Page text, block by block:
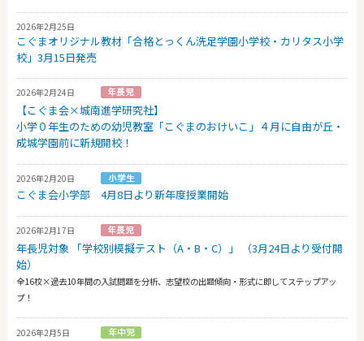
2026年2月25日
こぐまオリジナル教材「合格とっくん洗足学園小学校・カリタス小学
校」3月15日発売
2026年2月24日
【こぐま会×城南進学研究社】
小学０年生のための幼児教室「こぐまのおけいこ」４月に自由が丘・
成城学園前に新規開校！
2026年2月20日
こぐま会小学部 4月8日より新年度授業開始
2026年2月17日
年長児対象 「学校別模擬テスト（A・B・C）」 （3月24日より受付開
始）
全16校×過去10年間の入試問題を分析、志望校の出題傾向・形式に即してステップアッ
プ！
2026年2月5日